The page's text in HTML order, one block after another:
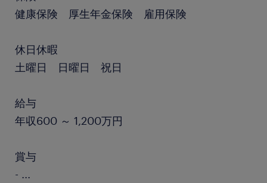
健康保険 厚生年金保険 雇用保険
休日休暇
土曜日 日曜日 祝日
給与
年収600 ～ 1,200万円
賞与
- ...